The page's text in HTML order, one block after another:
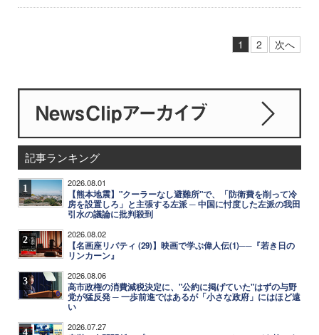
1 2 次へ
記事ランキング
1 2026.08.01
【熊本地震】"クーラーなし避難所"で、「防衛費を削って冷
房を設置しろ」と主張する左派 ─ 中国に忖度した左派の我田
引水の議論に批判殺到
2 2026.08.02
【名画座リバティ (29)】映画で学ぶ偉人伝(1)──『若き日の
リンカーン』
3 2026.08.06
高市政権の消費減税決定に、"公約に掲げていた"はずの与野
党が猛反発 ─ 一歩前進ではあるが「小さな政府」にはほど遠
い
4 2026.07.27